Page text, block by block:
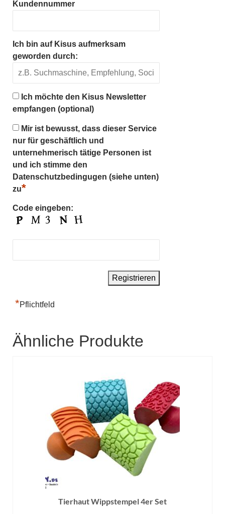
Kundennummer
Ich bin auf Kisus aufmerksam
geworden durch:
Ich möchte den Kisus Newsletter
empfangen (optional)
Mir ist bewusst, dass dieser Service
nur für geschäftlich und
unternehmerisch tätige Personen ist
und ich stimme den
Datenschutzbedingugen (siehe unten)
zu*
Code eingeben:
*Pflichtfeld
Ähnliche Produkte
Tierhaut Wippstempel 4er Set